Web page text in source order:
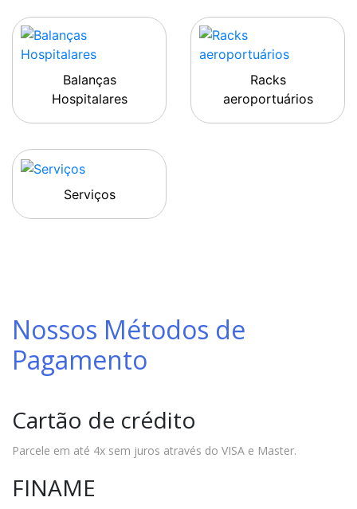
Balanças
Hospitalares
Racks
aeroportuários
Serviços
Nossos Métodos de
Pagamento
Cartão de crédito
Parcele em até 4x sem juros através do VISA e Master.
FINAME